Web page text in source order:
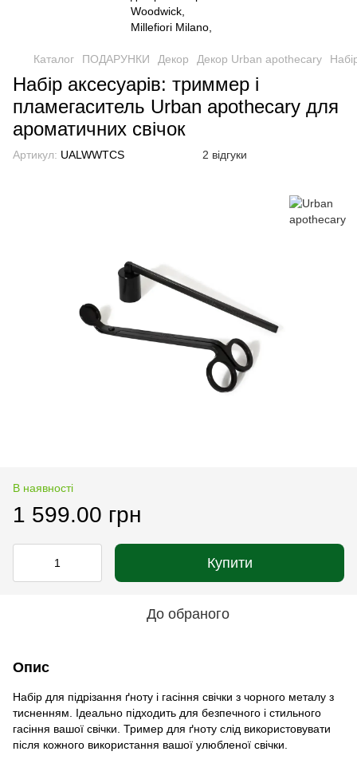
Каталог ПОДАРУНКИ Декор Декор Urban apothecary
Набір аксесуарів: триммер і
пламегаситель Urban apothecary для
ароматичних свічок
Артикул: UALWWTCS 2 відгуки
В наявності
1 599.00 грн
Купити
До обраного
Опис
Набір для підрізання ґноту і гасіння свічки з чорного металу з
тисненням. Ідеально підходить для безпечного і стильного
гасіння вашої свічки. Тример для ґноту слід використовувати
після кожного використання вашої улюбленої свічки.